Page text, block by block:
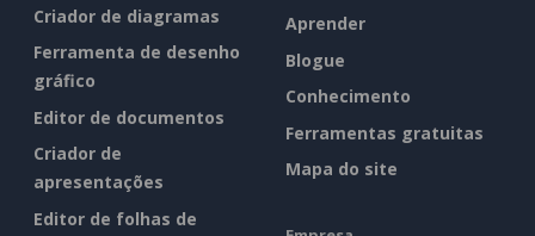
Criador de diagramas
Ferramenta de desenho
gráfico
Editor de documentos
Criador de
apresentações
Editor de folhas de
Aprender
Blogue
Conhecimento
Ferramentas gratuitas
Mapa do site